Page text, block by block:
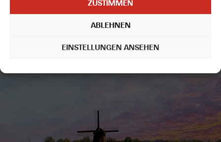
ZUSTIMMEN
ABLEHNEN
EINSTELLUNGEN ANSEHEN
Serviceleistungen je nach Bedarf zur Verfügung.
einfach.